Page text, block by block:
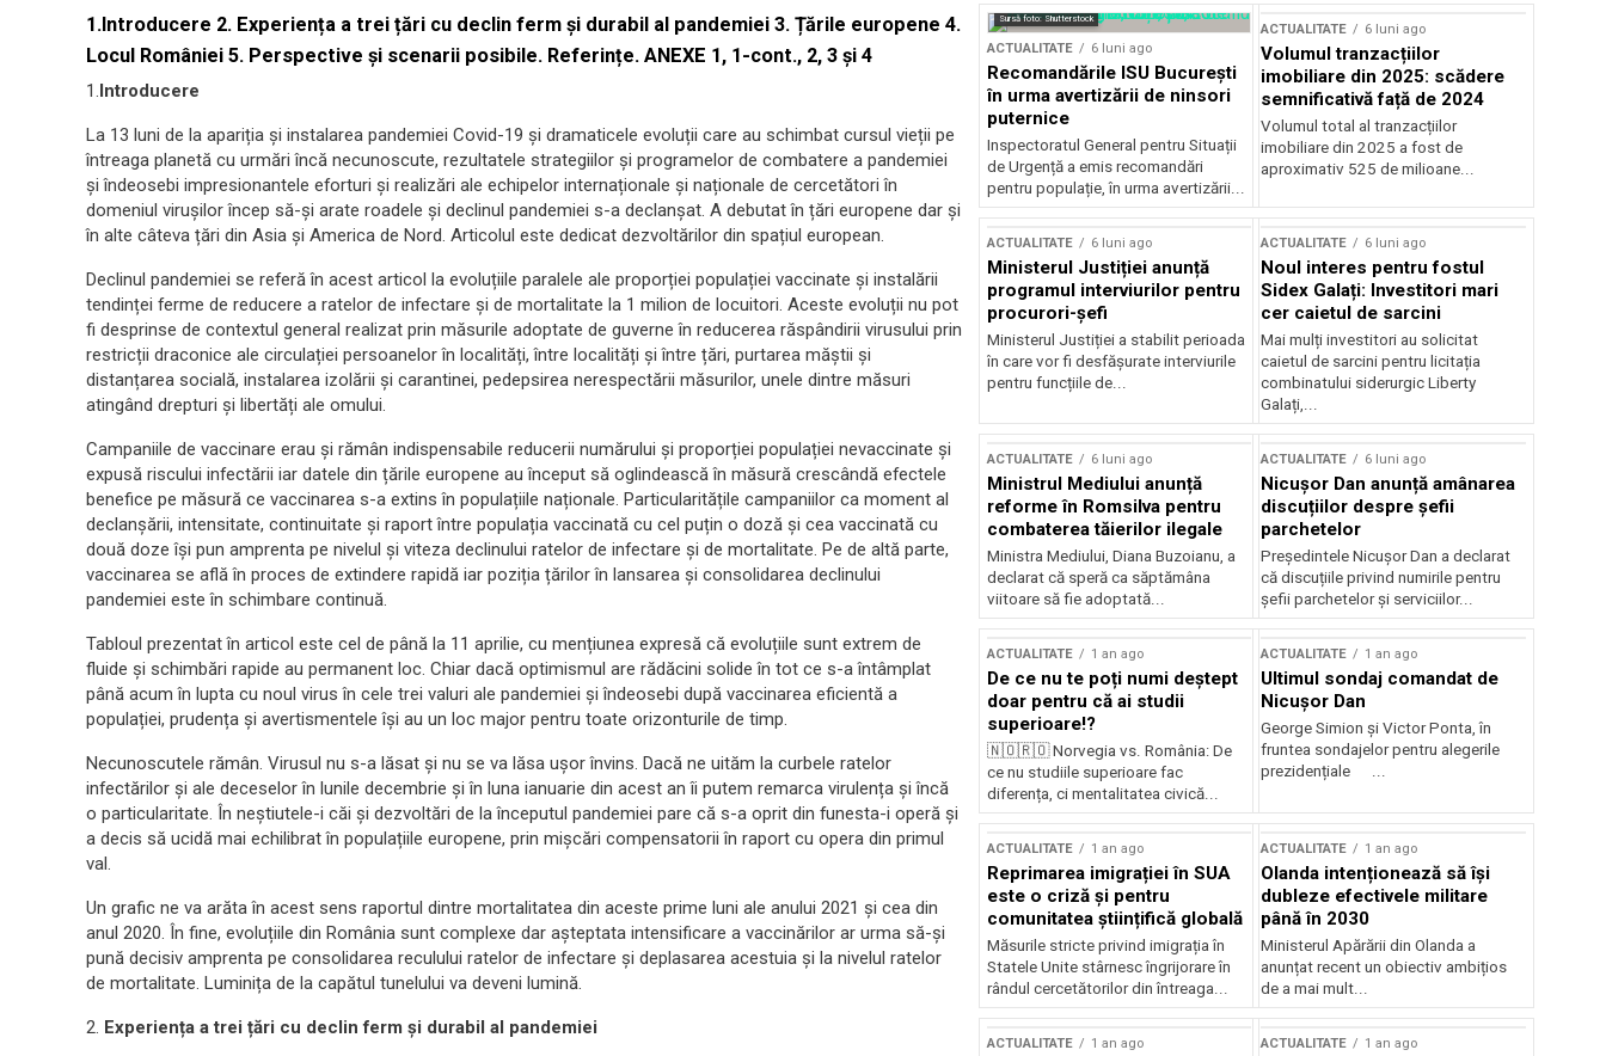
1.Introducere 2. Experiența a trei țări cu declin ferm și durabil al pandemiei 3. Țările europene 4.
Locul României 5. Perspective și scenarii posibile. Referințe. ANEXE 1, 1-cont., 2, 3 și 4
1.Introducere
La 13 luni de la apariția și instalarea pandemiei Covid-19 și dramaticele evoluții care au schimbat cursul vieții pe
întreaga planetă cu urmări încă necunoscute, rezultatele strategiilor și programelor de combatere a pandemiei
și îndeosebi impresionantele eforturi și realizări ale echipelor internaționale și naționale de cercetători în
domeniul virușilor încep să-și arate roadele și declinul pandemiei s-a declanșat. A debutat în țări europene dar și
în alte câteva țări din Asia și America de Nord. Articolul este dedicat dezvoltărilor din spațiul european.
Declinul pandemiei se referă în acest articol la evoluțiile paralele ale proporției populației vaccinate și instalării
tendinței ferme de reducere a ratelor de infectare și de mortalitate la 1 milion de locuitori. Aceste evoluții nu pot
fi desprinse de contextul general realizat prin măsurile adoptate de guverne în reducerea răspândirii virusului prin
restricții draconice ale circulației persoanelor în localități, între localități și între țări, purtarea măștii și
distanțarea socială, instalarea izolării și carantinei, pedepsirea nerespectării măsurilor, unele dintre măsuri
atingând drepturi și libertăți ale omului.
Campaniile de vaccinare erau și rămân indispensabile reducerii numărului și proporției populației nevaccinate și
expusă riscului infectării iar datele din țările europene au început să oglindească în măsură crescândă efectele
benefice pe măsură ce vaccinarea s-a extins în populațiile naționale. Particularitățile campaniilor ca moment al
declanșării, intensitate, continuitate și raport între populația vaccinată cu cel puțin o doză și cea vaccinată cu
două doze își pun amprenta pe nivelul și viteza declinului ratelor de infectare și de mortalitate. Pe de altă parte,
vaccinarea se află în proces de extindere rapidă iar poziția țărilor în lansarea și consolidarea declinului
pandemiei este în schimbare continuă.
Tabloul prezentat în articol este cel de până la 11 aprilie, cu mențiunea expresă că evoluțiile sunt extrem de
fluide și schimbări rapide au permanent loc. Chiar dacă optimismul are rădăcini solide în tot ce s-a întâmplat
până acum în lupta cu noul virus în cele trei valuri ale pandemiei și îndeosebi după vaccinarea eficientă a
populației, prudența și avertismentele își au un loc major pentru toate orizonturile de timp.
Necunoscutele rămân. Virusul nu s-a lăsat și nu se va lăsa ușor învins. Dacă ne uităm la curbele ratelor
infectărilor și ale deceselor în lunile decembrie și în luna ianuarie din acest an îi putem remarca virulența și încă
o particularitate. În neștiutele-i căi și dezvoltări de la începutul pandemiei pare că s-a oprit din funesta-i operă și
a decis să ucidă mai echilibrat în populațiile europene, prin mișcări compensatorii în raport cu opera din primul
val.
Un grafic ne va arăta în acest sens raportul dintre mortalitatea din aceste prime luni ale anului 2021 și cea din
anul 2020. În fine, evoluțiile din România sunt complexe dar așteptata intensificare a vaccinărilor ar urma să-și
pună decisiv amprenta pe consolidarea reculului ratelor de infectare și deplasarea acestuia și la nivelul ratelor
de mortalitate. Luminița de la capătul tunelului va deveni lumină.
2. Experiența a trei țări cu declin ferm și durabil al pandemiei
Sursă foto: Shutterstock
ACTUALITATE 6 luni ago
Recomandările ISU București
în urma avertizării de ninsori
puternice
Inspectoratul General pentru Situații
de Urgență a emis recomandări
pentru populație, în urma avertizării...
ACTUALITATE 6 luni ago
Volumul tranzacțiilor
imobiliare din 2025: scădere
semnificativă față de 2024
Volumul total al tranzacțiilor
imobiliare din 2025 a fost de
aproximativ 525 de milioane...
ACTUALITATE 6 luni ago
Ministerul Justiției anunță
programul interviurilor pentru
procurori-șefi
Ministerul Justiției a stabilit perioada
în care vor fi desfășurate interviurile
pentru funcțiile de...
ACTUALITATE 6 luni ago
Noul interes pentru fostul
Sidex Galați: Investitori mari
cer caietul de sarcini
Mai mulți investitori au solicitat
caietul de sarcini pentru licitația
combinatului siderurgic Liberty
Galați,...
ACTUALITATE 6 luni ago
Ministrul Mediului anunță
reforme în Romsilva pentru
combaterea tăierilor ilegale
Ministra Mediului, Diana Buzoianu, a
declarat că speră ca săptămâna
viitoare să fie adoptată...
ACTUALITATE 6 luni ago
Nicușor Dan anunță amânarea
discuțiilor despre șefii
parchetelor
Președintele Nicușor Dan a declarat
că discuțiile privind numirile pentru
șefii parchetelor și serviciilor...
ACTUALITATE 1 an ago
De ce nu te poți numi deștept
doar pentru că ai studii
superioare!?
🇳🇴🇷🇴 Norvegia vs. România: De
ce nu studiile superioare fac
diferența, ci mentalitatea civică...
ACTUALITATE 1 an ago
Ultimul sondaj comandat de
Nicușor Dan
George Simion și Victor Ponta, în
fruntea sondajelor pentru alegerile
prezidențiale ...
ACTUALITATE 1 an ago
Reprimarea imigrației în SUA
este o criză și pentru
comunitatea științifică globală
Măsurile stricte privind imigrația în
Statele Unite stârnesc îngrijorare în
rândul cercetătorilor din întreaga...
ACTUALITATE 1 an ago
Olanda intenționează să își
dubleze efectivele militare
până în 2030
Ministerul Apărării din Olanda a
anunțat recent un obiectiv ambițios
de a mai mult...
ACTUALITATE 1 an ago ACTUALITATE 1 an ago